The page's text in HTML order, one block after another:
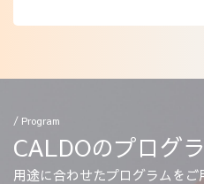
/ Program
CALDOのプログ
用途に合わせたプログラムをご